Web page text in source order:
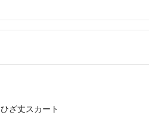
ひざ丈スカート